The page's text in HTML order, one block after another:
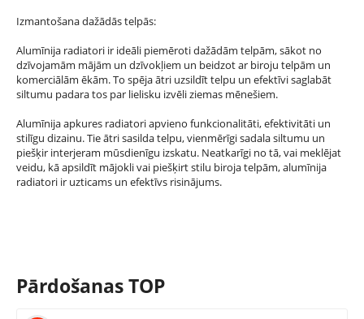
Izmantošana dažādās telpās:
Alumīnija radiatori ir ideāli piemēroti dažādām telpām, sākot no
dzīvojamām mājām un dzīvokļiem un beidzot ar biroju telpām un
komerciālām ēkām. To spēja ātri uzsildīt telpu un efektīvi saglabāt
siltumu padara tos par lielisku izvēli ziemas mēnešiem.
Alumīnija apkures radiatori apvieno funkcionalitāti, efektivitāti un
stilīgu dizainu. Tie ātri sasilda telpu, vienmērīgi sadala siltumu un
piešķir interjeram mūsdienīgu izskatu. Neatkarīgi no tā, vai meklējat
veidu, kā apsildīt mājokli vai piešķirt stilu biroja telpām, alumīnija
radiatori ir uzticams un efektīvs risinājums.
Pārdošanas TOP